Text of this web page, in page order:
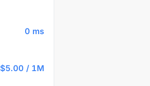
0 ms
$5.00 / 1M